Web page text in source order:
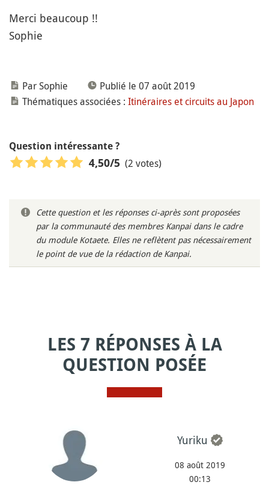
Merci beaucoup !!
Sophie
Par Sophie
Publié le 07 août 2019
Thématiques associées : Itinéraires et circuits au Japon
Question intéressante ?
4,50/5 (2 votes)
Cette question et les réponses ci-après sont proposées
par la communauté des membres Kanpai dans le cadre
du module Kotaete. Elles ne reflètent pas nécessairement
le point de vue de la rédaction de Kanpai.
LES 7 RÉPONSES À LA
QUESTION POSÉE
Yuriku
08 août 2019
00:13